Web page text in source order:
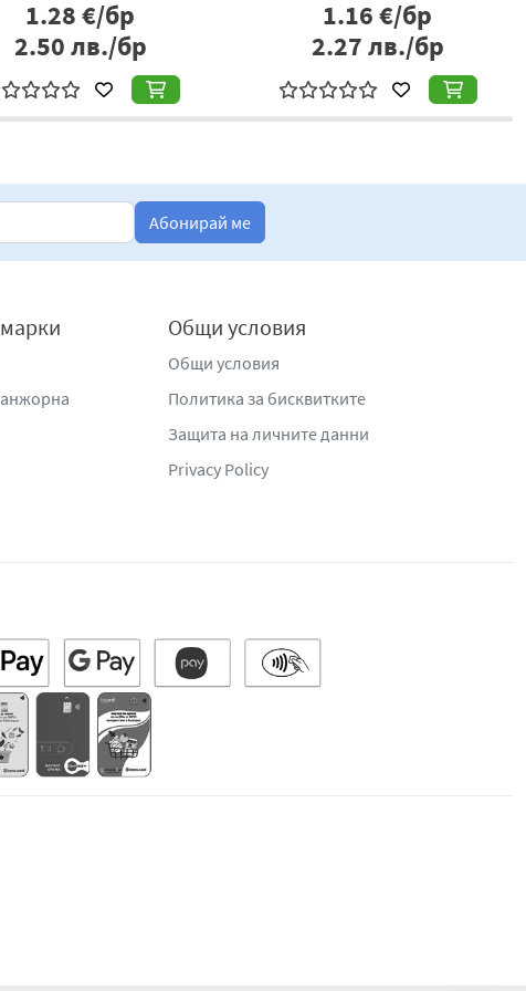
2.41€/бр
4.71лв./бр
1.99€/бр
3.89лв./бр
Абонирай ме
Общи условия
Общи условия
Политика за бисквитките
Защита на личните данни
Privacy Policy